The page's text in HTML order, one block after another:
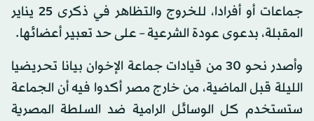
جماعات أو أفرادا، للخروج والتظاهر في ذكرى 25 يناير
المقبلة، بدعوى عودة الشرعية – على حد تعبير أعضائها.
وأصدر نحو 30 من قيادات جماعة الإخوان بيانا تحريضيا
الليلة قبل الماضية، من خارج مصر أكدوا فيه أن الجماعة
ستستخدم كل الوسائل الرامية ضد السلطة المصرية